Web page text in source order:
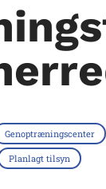
Genoptræningscenter
Planlagt tilsyn